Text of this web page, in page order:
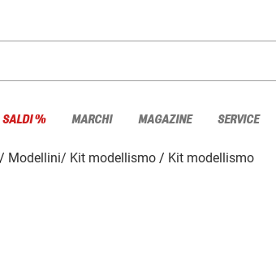
SALDI % MARCHI MAGAZINE SERVICE
Modellini/ Kit modellismo Kit modellismo